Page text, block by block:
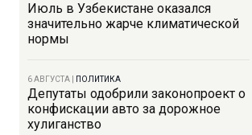
Июль в Узбекистане оказался
значительно жарче климатической
нормы
6 АВГУСТА ПОЛИТИКА
Депутаты одобрили законопроект о
конфискации авто за дорожное
хулиганство